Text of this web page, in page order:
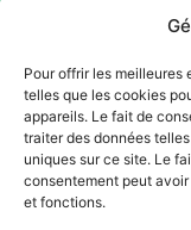
Pour offrir les meilleures
telles que les cookies
appareils. Le fait de
traiter des données
uniques sur ce site. Le
consentement peut
et fonctions.
coordonne et
canton. Elle encadre
événements
suisse. L’ASN agit
éducatifs et les
qualité auprès des
plein air et l’action
développement